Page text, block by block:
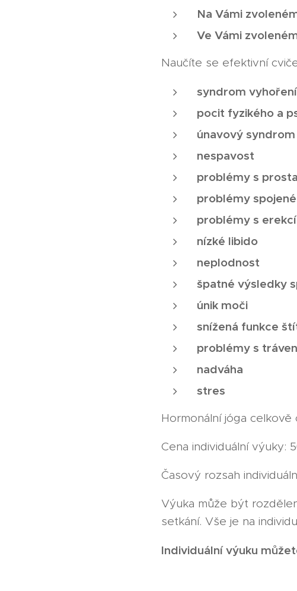
Na Vámi
Ve Vámi
Naučíte se efektivní
syndrom vyhoření
pocit fyzikého a
únavový syndrom
nespavost
problémy s
problémy
problémy s erekcí
nízké libido
neplodnost
špatné výsledky
únik moči
snížená funkce
problémy s
nadváha
stres
Hormonální jóga
Cena individuální výuky:
Časový rozsah
Výuka může být
setkání. Vše je na
Individuální výuku